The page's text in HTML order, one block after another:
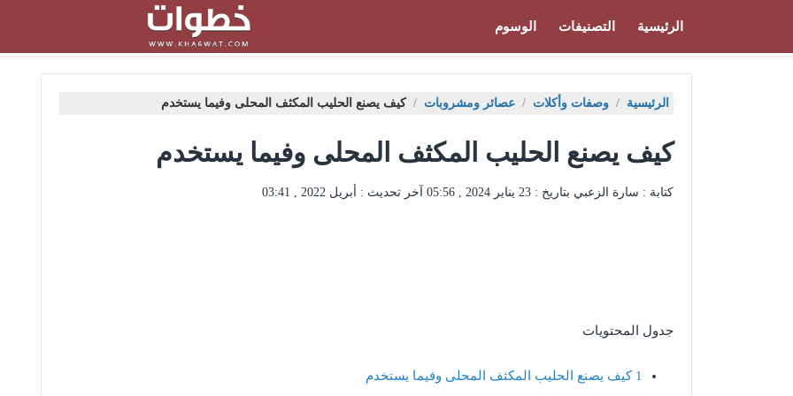
الرئيسية التصنيفات الوسوم
الرئيسية / وصفات وأكلات / عصائر ومشروبات / كيف يصنع الحليب المكثف المحلى وفيما يستخدم
كيف يصنع الحليب المكثف المحلى وفيما يستخدم
كتابة : سارة الزعبي بتاريخ : 23 يناير 2024 , 05:56 آخر تحديث : أبريل 2022 , 03:41
جدول المحتويات
1 كيف يصنع الحليب المكثف المحلى وفيما يستخدم